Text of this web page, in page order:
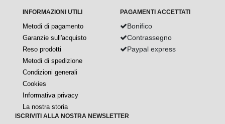
INFORMAZIONI UTILI
Metodi di pagamento
Garanzie sull'acquisto
Reso prodotti
Metodi di spedizione
Condizioni generali
Cookies
Informativa privacy
La nostra storia
PAGAMENTI ACCETTATI
Bonifico
Contrassegno
Paypal express
ISCRIVITI ALLA NOSTRA NEWSLETTER